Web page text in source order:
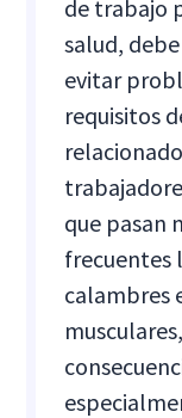
de trabajo
salud,
evitar
requisitos
que pasan
frecuentes
calambres